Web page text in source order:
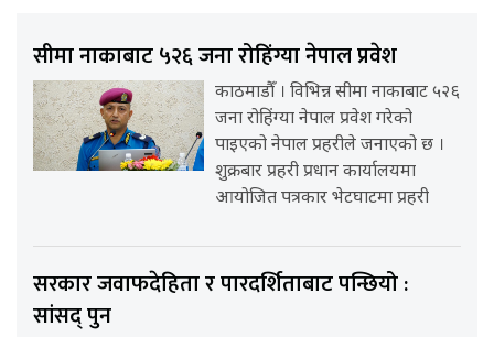
सीमा नाकाबाट ५२६ जना रोहिंग्या नेपाल प्रवेश
काठमाडौँ । विभिन्न सीमा नाकाबाट ५२६
जना रोहिंग्या नेपाल प्रवेश गरेको
पाइएको नेपाल प्रहरीले जनाएको छ ।
शुक्रबार प्रहरी प्रधान कार्यालयमा
आयोजित पत्रकार भेटघाटमा प्रहरी
सरकार जवाफदेहिता र पारदर्शिताबाट पन्छियो :
सांसद् पुन